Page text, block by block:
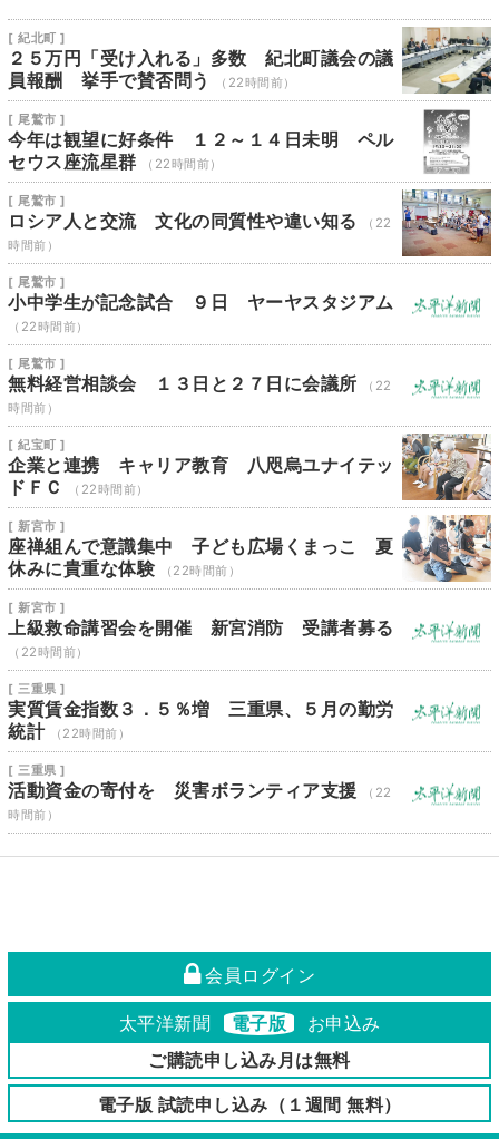
[ 紀北町 ]
２５万円「受け入れる」多数 紀北町議会の議
員報酬 挙手で賛否問う
（22時間前）
[ 尾鷲市 ]
今年は観望に好条件 １２～１４日未明 ペル
セウス座流星群
（22時間前）
[ 尾鷲市 ]
ロシア人と交流 文化の同質性や違い知る
（22
時間前）
[ 尾鷲市 ]
小中学生が記念試合 ９日 ヤーヤスタジアム
（22時間前）
[ 尾鷲市 ]
無料経営相談会 １３日と２７日に会議所
（22
時間前）
[ 紀宝町 ]
企業と連携 キャリア教育 八咫烏ユナイテッ
ドＦＣ
（22時間前）
[ 新宮市 ]
座禅組んで意識集中 子ども広場くまっこ 夏
休みに貴重な体験
（22時間前）
[ 新宮市 ]
上級救命講習会を開催 新宮消防 受講者募る
（22時間前）
[ 三重県 ]
実質賃金指数３．５％増 三重県、５月の勤労
統計
（22時間前）
[ 三重県 ]
活動資金の寄付を 災害ボランティア支援
（22
時間前）
会員ログイン
太平洋新聞 電子版
お申込み
ご購読申し込み月は無料
電子版 試読申し込み（１週間 無料）